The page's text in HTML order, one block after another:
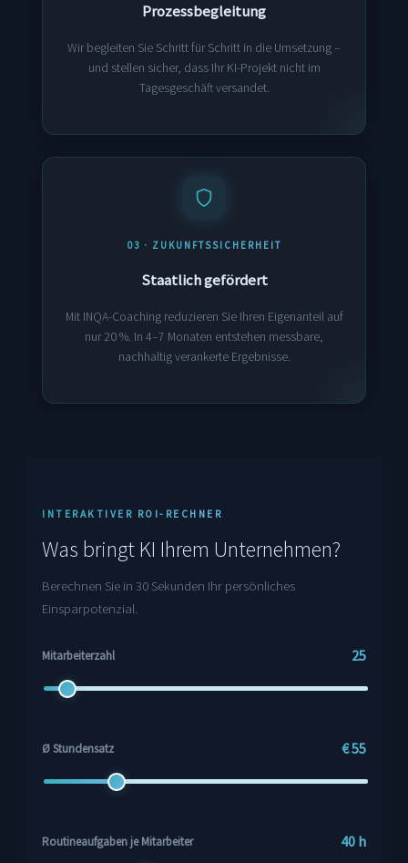
Prozessbegleitung
Wir begleiten Sie Schritt für Schritt in die Umsetzung –
und stellen sicher, dass Ihr KI-Projekt nicht im
Tagesgeschäft versandet.
03 · ZUKUNFTSSICHERHEIT
Staatlich gefördert
Mit INQA-Coaching reduzieren Sie Ihren Eigenanteil auf
nur 20 %. In 4–7 Monaten entstehen messbare,
nachhaltig verankerte Ergebnisse.
INTERAKTIVER ROI-RECHNER
Was bringt KI Ihrem Unternehmen?
Berechnen Sie in 30 Sekunden Ihr persönliches
Einsparpotenzial.
Mitarbeiterzahl 25
Ø Stundensatz € 55
Routineaufgaben je Mitarbeiter 40 h